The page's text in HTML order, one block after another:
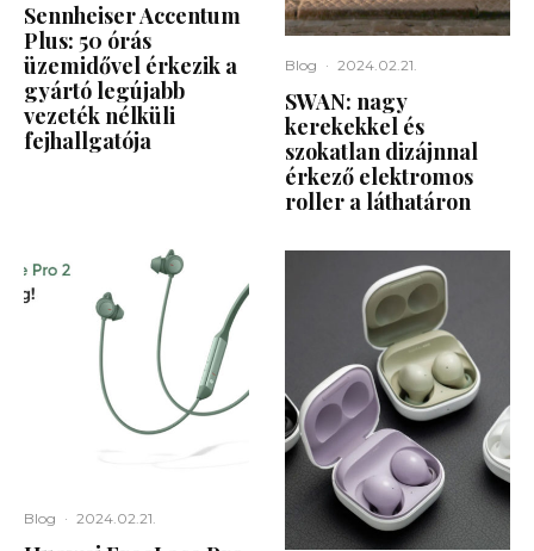
Sennheiser Accentum
Plus: 50 órás
üzemidővel érkezik a
gyártó legújabb
vezeték nélküli
fejhallgatója
Blog · 2024.02.21.
Blog · 2024.02.21.
SWAN: nagy
kerekekkel és
szokatlan dizájnnal
érkező elektromos
roller a láthatáron